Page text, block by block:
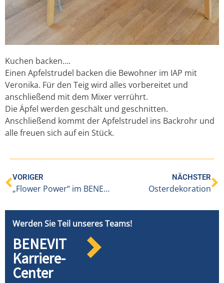
Kuchen backen….
Einen Apfelstrudel backen die Bewohner im IAP mit
Veronika. Für den Teig wird alles vorbereitet und
anschließend mit dem Mixer verrührt.
Die Äpfel werden geschält und geschnitten.
Anschließend kommt der Apfelstrudel ins Backrohr und
alle freuen sich auf ein Stück.
VORIGER
„Flower Power“ im BENEVIT-Pflegeheim IAP an der Lutz
NÄCHSTER
Osterdekoration
Werden Sie Teil unseres Teams!
BENEVIT
Karriere-
Center